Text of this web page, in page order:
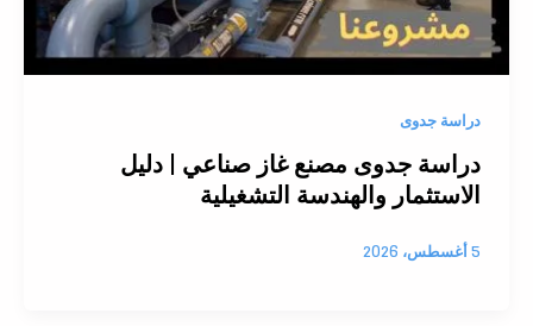
دراسة جدوى
دراسة جدوى مصنع غاز صناعي | دليل
الاستثمار والهندسة التشغيلية
5 أغسطس، 2026